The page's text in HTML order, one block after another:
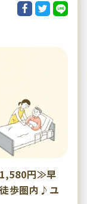
円≫早
歩圏内♪ユ